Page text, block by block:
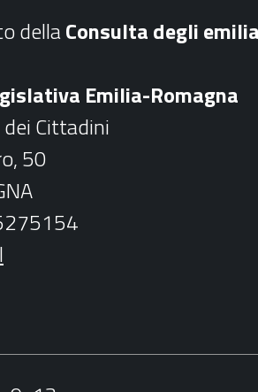
dellaConsulta degli
Emilia-Romagna
Cittadini
50